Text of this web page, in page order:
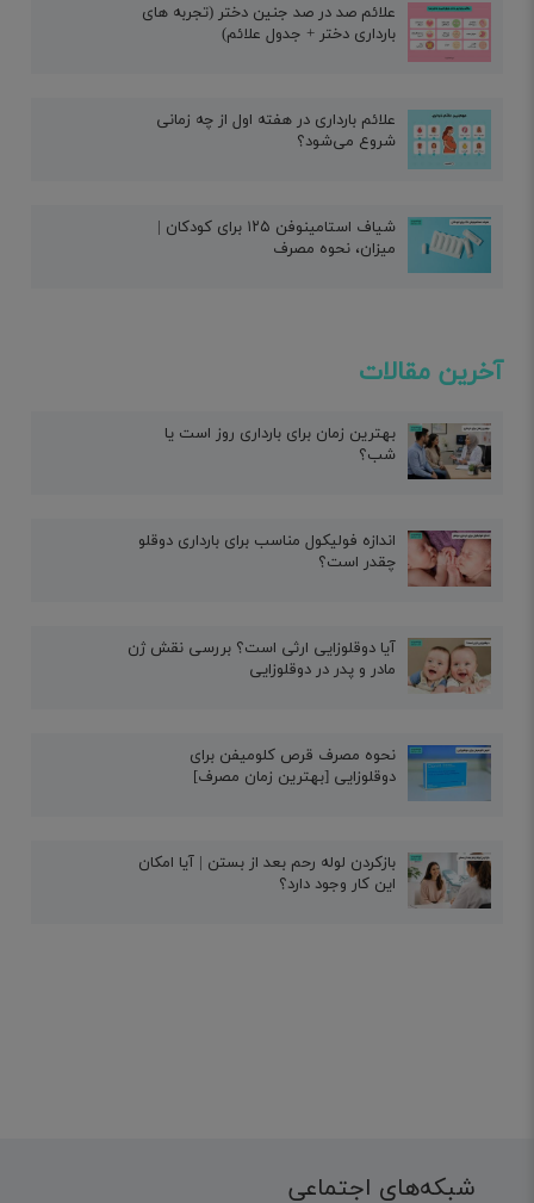
علائم صد در صد جنین دختر (تجربه های
بارداری دختر + جدول علائم)
علائم بارداری در هفته اول از چه زمانی
شروع می‌شود؟
شیاف استامینوفن ۱۲۵ برای کودکان |
میزان، نحوه مصرف
آخرین مقالات
بهترین زمان برای بارداری روز است یا
شب؟
اندازه فولیکول مناسب برای بارداری دوقلو
چقدر است؟
آیا دوقلوزایی ارثی است؟ بررسی نقش ژن
مادر و پدر در دوقلوزایی
نحوه مصرف قرص کلومیفن برای
دوقلوزایی [بهترین زمان مصرف]
بازکردن لوله رحم بعد از بستن | آیا امکان
این کار وجود دارد؟
شبکه‌های اجتماعی